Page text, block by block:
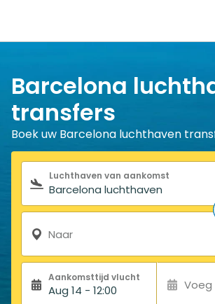
Barcelona
transfers
Boek uw Barcelona luchthaven
Zoekformulier
Luchthaven van aankomst
Naar
Aankomsttijd vlucht
Aug 14 - 12:00